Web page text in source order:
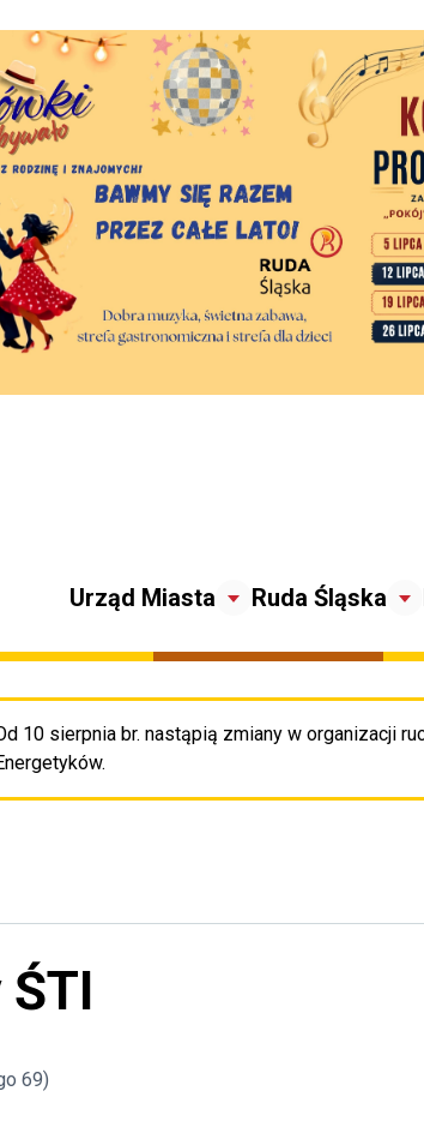
Urząd Miasta Ruda Śląska
10 sierpnia br. nastąpią zmiany w organizacji
69)